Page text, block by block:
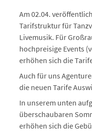
Am 02.04.
Tarifstruktur für
Livemusik. Für
hochpreisige Events
erhöhen sich die
Auch für uns
die neuen Tarife
In unserem unten
überschaubaren
erhöhen sich die